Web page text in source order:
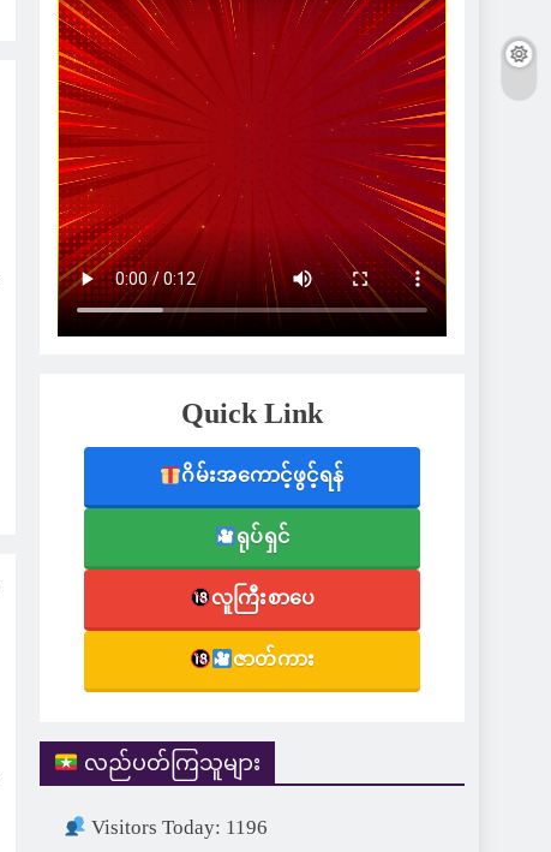
Quick Link
ဂိမ်းအကောင့်ဖွင့်ရန်
ရုပ်ရှင်
လူကြီးစာပေ
ဇာတ်ကား
လည်ပတ်ကြသူများ
Visitors Today: 1196